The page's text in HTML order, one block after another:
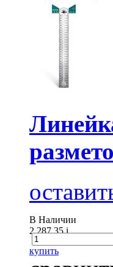
В Наличии
2 287.35i
купить